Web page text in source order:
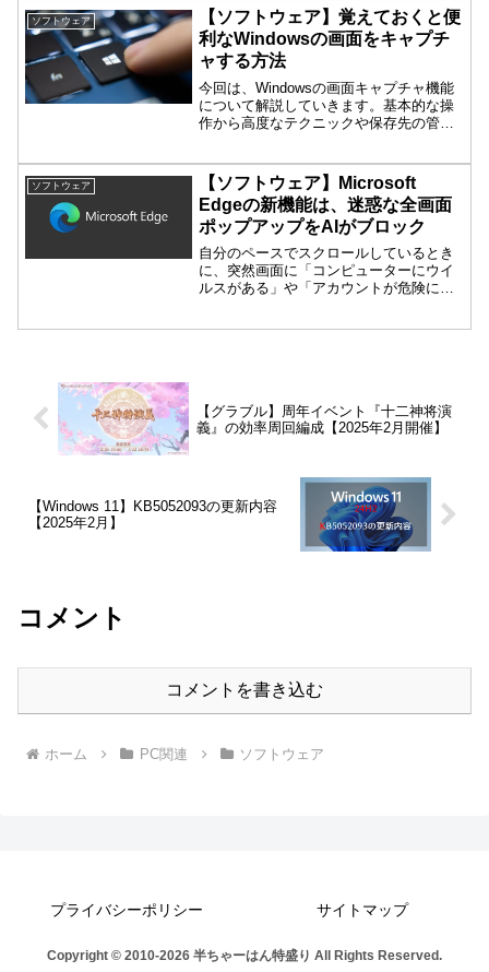
ションを、生産性の向上、エンターテイ
ンメントのハブ、または何かを学ぶため
のリソースに変えることができます。こ
の記事では、最高のChrome拡張機能を見
つけて、すぐにインストールできるよう
にガイドしていきます。
ソフトウェア
【ソフトウェア】覚えておくと便
利なWindowsの画面をキャプチ
ャする方法
今回は、Windowsの画面キャプチャ機能
について解説していきます。基本的な操
作から高度なテクニックや保存先の管理
は、ビジネスシーンでの情報共有や効率
的な業務を行う...
ソフトウェア
【ソフトウェア】Microsoft
Edgeの新機能は、迷惑な全画面
ポップアップをAIがブロック
自分のペースでスクロールしているとき
に、突然画面に「コンピューターにウイ
ルスがある」や「アカウントが危険にさ
ーがこれらのような「脅し」によるマル
ウェアのダウンロードや個人情報の詐取
【グラブル】周年イベント『十二神将演
義』の効率周回編成【2025年2月開催】
【Windows 11】KB5052093の更新内容
【2025年2月】
コメント
コメントを書き込む
ホーム PC関連 ソフトウェア
プライバシーポリシー サイトマップ
Copyright © 2010-2026 半ちゃーはん特盛り All Rights Reserved.